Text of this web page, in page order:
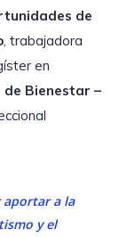
de
, trabajadora
en
Bienestar –
a la
y el